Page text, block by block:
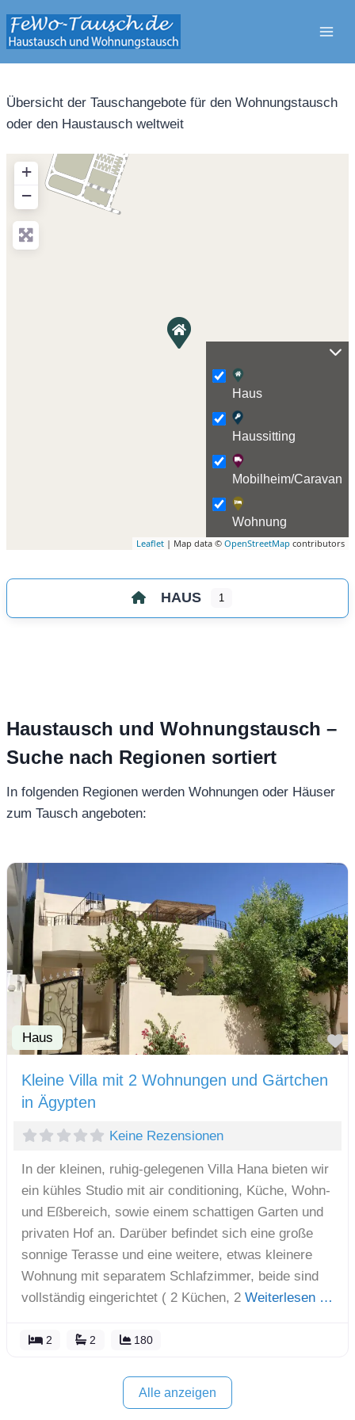
Inhalt
springen
Übersicht der Tauschangebote für den Wohnungstausch
oder den Haustausch weltweit
+
−
Leaflet | Map data © OpenStreetMap contributors
Haus
Haussitting
Mobilheim/Caravan
Wohnung
HAUS 1
Haustausch und Wohnungstausch –
Suche nach Regionen sortiert
In folgenden Regionen werden Wohnungen oder Häuser
zum Tausch angeboten:
Haus
Kleine Villa mit 2 Wohnungen und Gärtchen
in Ägypten
Keine Rezensionen
In der kleinen, ruhig-gelegenen Villa Hana bieten wir
ein kühles Studio mit air conditioning, Küche, Wohn-
und Eßbereich, sowie einem schattigen Garten und
privaten Hof an. Darüber befindet sich eine große
sonnige Terasse und eine weitere, etwas kleinere
Wohnung mit separatem Schlafzimmer, beide sind
vollständig eingerichtet ( 2 Küchen, 2 Weiterlesen …
2 2 180
Alle anzeigen